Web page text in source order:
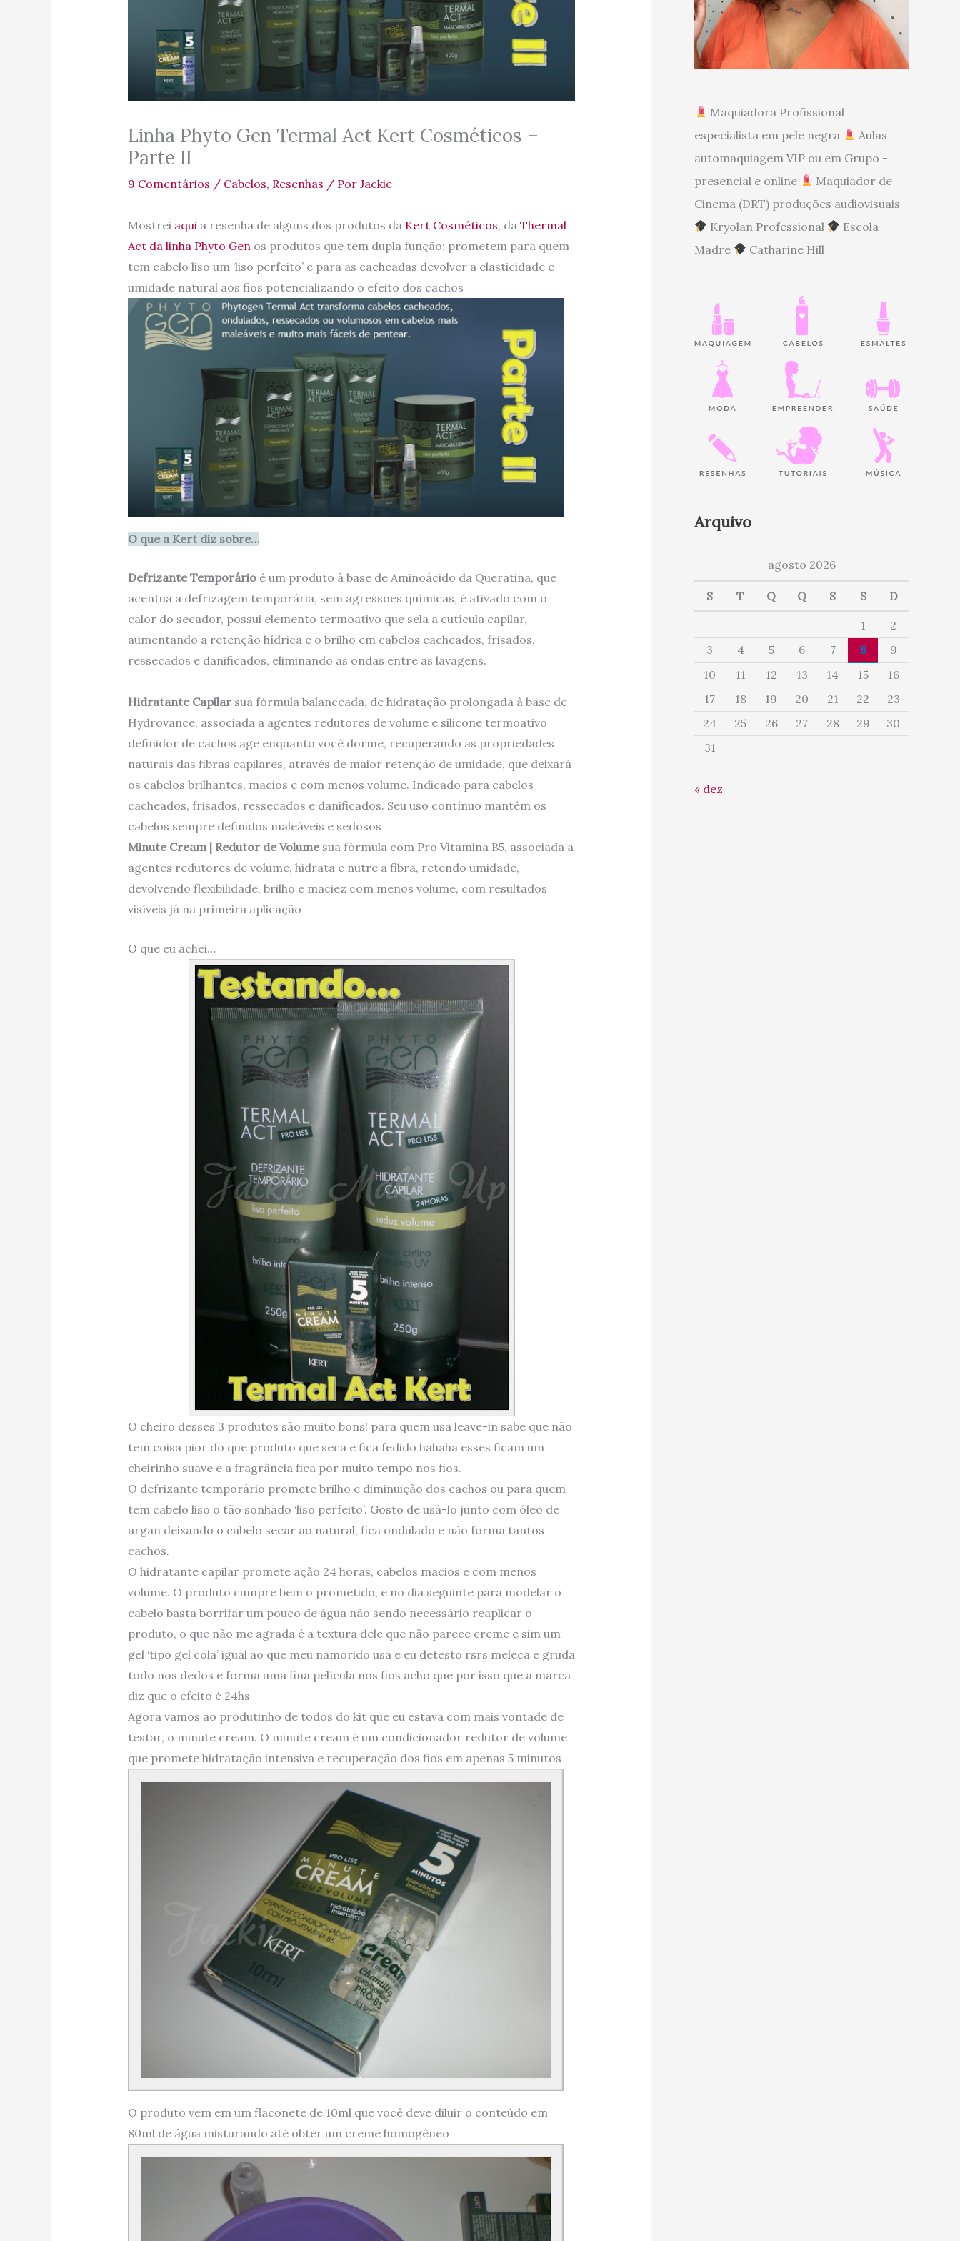
Linha Phyto Gen Termal Act Kert Cosméticos –
Parte II
9 Comentários / Cabelos, Resenhas / Por Jackie
Mostrei aqui a resenha de alguns dos produtos da Kert Cosméticos, da Thermal
Act da linha Phyto Gen os produtos que tem dupla função: prometem para quem
tem cabelo liso um ‘liso perfeito’ e para as cacheadas devolver a elasticidade e
umidade natural aos fios potencializando o efeito dos cachos
O que a Kert diz sobre…
Defrizante Temporárioé um produto à base de Aminoácido da Queratina, que
acentua a defrizagem temporária, sem agressões químicas, é ativado com o
calor do secador, possui elemento termoativo que sela a cutícula capilar,
aumentando a retenção hídrica e o brilho em cabelos cacheados, frisados,
ressecados e danificados, eliminando as ondas entre as lavagens.
Hidratante Capilarsua fórmula balanceada, de hidratação prolongada à base de
Hydrovance, associada a agentes redutores de volume e silicone termoativo
definidor de cachos age enquanto você dorme, recuperando as propriedades
naturais das fibras capilares, através de maior retenção de umidade, que deixará
os cabelos brilhantes, macios e com menos volume. Indicado para cabelos
cacheados, frisados, ressecados e danificados. Seu uso contínuo mantém os
cabelos sempre definidos maleáveis e sedosos
Minute Cream | Redutor de Volumesua fórmula com Pro Vitamina B5, associada a
agentes redutores de volume, hidrata e nutre a fibra, retendo umidade,
devolvendo flexibilidade, brilho e maciez com menos volume, com resultados
visíveis já na primeira aplicação
O que eu achei…
O cheiro desses 3 produtos são muito bons! para quem usa leave-in sabe que não
tem coisa pior do que produto que seca e fica fedido hahaha esses ficam um
cheirinho suave e a fragrância fica por muito tempo nos fios.
O defrizante temporário promete brilho e diminuição dos cachos ou para quem
tem cabelo liso o tão sonhado ‘liso perfeito’. Gosto de usá-lo junto com óleo de
argan deixando o cabelo secar ao natural, fica ondulado e não forma tantos
cachos.
O hidratante capilar promete ação 24 horas, cabelos macios e com menos
volume. O produto cumpre bem o prometido, e no dia seguinte para modelar o
cabelo basta borrifar um pouco de água não sendo necessário reaplicar o
produto, o que não me agrada é a textura dele que não parece creme e sim um
gel ‘tipo gel cola’ igual ao que meu namorido usa e eu detesto rsrs meleca e gruda
todo nos dedos e forma uma fina película nos fios acho que por isso que a marca
diz que o efeito é 24hs
Agora vamos ao produtinho de todos do kit que eu estava com mais vontade de
testar, o minute cream. O minute cream é um condicionador redutor de volume
que promete hidratação intensiva e recuperação dos fios em apenas 5 minutos
O produto vem em um flaconete de 10ml que você deve diluir o conteúdo em
80ml de água misturando até obter um creme homogêneo
Maquiadora Profissional
especialista em pele negra
Aulas
automaquiagem VIP ou em Grupo -
presencial e online
Maquiador de
Cinema (DRT) produções audiovisuais
Kryolan Professional
Escola
Madre
Catharine Hill
Arquivo
agosto 2026
S T Q Q S S D
1
2
3
4 5 6 7 8
9
10
11 12 13 14 15
16
17
18 19 20 21 22
23
24
25 26 27 28 29
30
31
« dez